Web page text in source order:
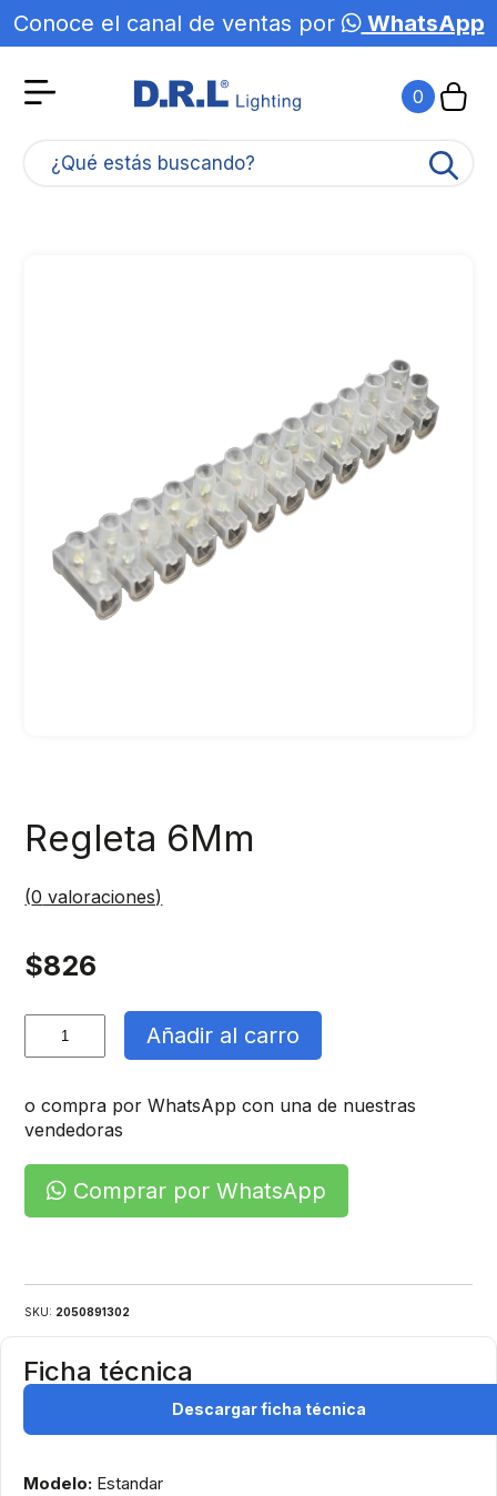
Conoce el canal de ventas por WhatsApp
0
¿Qué estás buscando?
Regleta 6Mm
(0 valoraciones)
$826
Regleta
Añadir al carro
o compra por WhatsApp con una de nuestras
vendedoras
Comprar por WhatsApp
SKU: 2050891302
Ficha técnica
Descargar ficha técnica
Modelo: Estandar